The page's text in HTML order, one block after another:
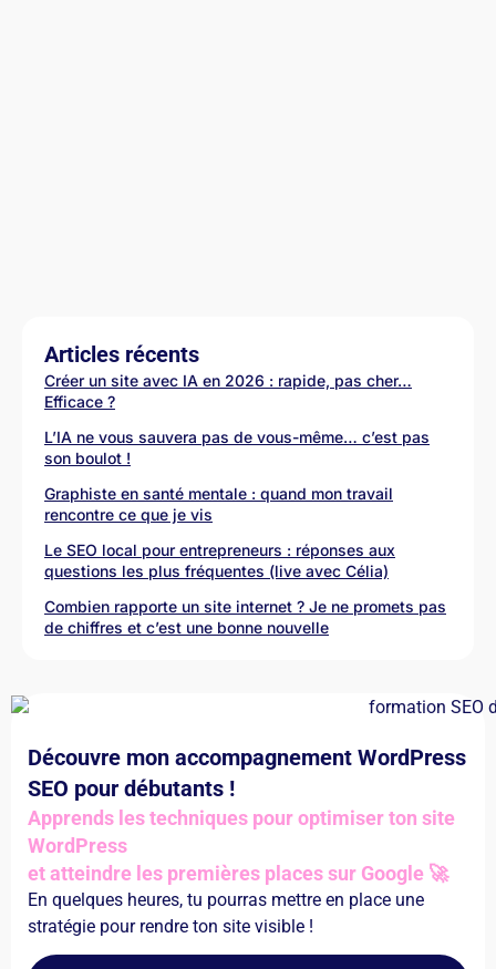
Articles récents
Créer un site avec IA en 2026 : rapide, pas cher…
Efficace ?
L’IA ne vous sauvera pas de vous-même… c’est pas
son boulot !
Graphiste en santé mentale : quand mon travail
rencontre ce que je vis
Le SEO local pour entrepreneurs : réponses aux
questions les plus fréquentes (live avec Célia)
Combien rapporte un site internet ? Je ne promets pas
de chiffres et c’est une bonne nouvelle
Découvre mon accompagnement WordPress
SEO pour débutants !
Apprends les techniques pour optimiser ton site
WordPress
et atteindre les premières places sur Google 🚀
En quelques heures, tu pourras mettre en place une
stratégie pour rendre ton site visible !